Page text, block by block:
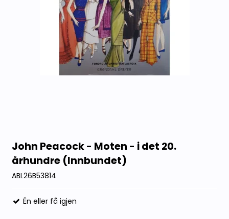
John Peacock - Moten - i det 20.
århundre (Innbundet)
ABL26B53814
Én eller få igjen